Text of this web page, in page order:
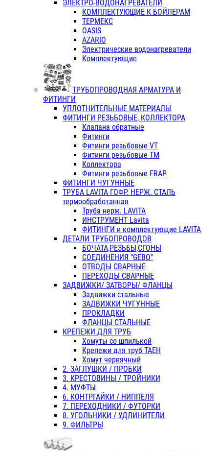
ЭЛЕКТРО-ВОДОНАГРЕВАТЕЛИ
КОМПЛЕКТУЮЩИЕ К БОЙЛЕРАМ
ТЕРМЕКС
OASIS
AZARIO
Электрические водонагреватели
Комплектующие
ТРУБОПРОВОДНАЯ АРМАТУРА И
ФИТИНГИ
УПЛОТНИТЕЛЬНЫЕ МАТЕРИАЛЫ
ФИТИНГИ РЕЗЬБОВЫЕ, КОЛЛЕКТОРА
Клапана обратные
Фитинги
Фитинги резьбовые VT
Фитинги резьбовые ТМ
Коллектора
Фитинги резьбовые FRAP
ФИТИНГИ ЧУГУННЫЕ
ТРУБА LAVITA ГОФР. НЕРЖ. СТАЛЬ
термообработанная
Труба нерж. LAVITA
ИНСТРУМЕНТ Lavita
ФИТИНГИ и комплектующие LAVITA
ДЕТАЛИ ТРУБОПРОВОДОВ
БОЧАТА,РЕЗЬБЫ,СГОНЫ
СОЕДИНЕНИЯ "GEBO"
ОТВОДЫ СВАРНЫЕ
ПЕРЕХОДЫ СВАРНЫЕ
ЗАДВИЖКИ/ ЗАТВОРЫ/ ФЛАНЦЫ
Задвижки стальные
ЗАДВИЖКИ ЧУГУННЫЕ
ПРОКЛАДКИ
ФЛАНЦЫ СТАЛЬНЫЕ
КРЕПЕЖИ ДЛЯ ТРУБ
Хомуты со шпилькой
Крепежи для труб ТАЕН
Хомут червячный
2. ЗАГЛУШКИ / ПРОБКИ
3. КРЕСТОВИНЫ / ТРОЙНИКИ
4. МУФТЫ
6. КОНТРГАЙКИ / НИППЕЛЯ
7. ПЕРЕХОДНИКИ / ФУТОРКИ
8. УГОЛЬНИКИ / УДЛИНИТЕЛИ
9. ФИЛЬТРЫ